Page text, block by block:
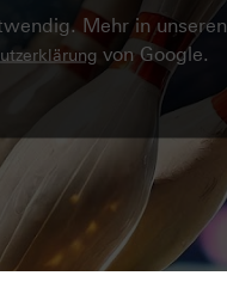
Mehr in unseren
von Google.